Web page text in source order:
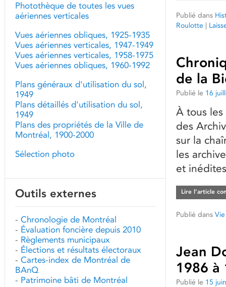
Publié dans
Roulotte |
de la
Publié le 16
À tous
des
sur la
les
et
Lire l’article
Publié dans
Jean
1986 à
Publié le 15
Photothèque de toutes les vues
aériennes verticales
Vues aériennes obliques, 1925-1935
Vues aériennes verticales, 1947-1949
Vues aériennes verticales, 1958-1975
Vues aériennes obliques, 1960-1992
Plans généraux d'utilisation du sol,
1949
Plans détaillés d'utilisation du sol,
1949
Plans des propriétés de la Ville de
Montréal, 1900-2000
Sélection photo
Outils externes
- Chronologie de Montréal
- Évaluation foncière depuis 2010
- Règlements municipaux
- Élections et résultats électoraux
- Cartes-index de Montréal de
BAnQ
- Patrimoine bâti de Montréal